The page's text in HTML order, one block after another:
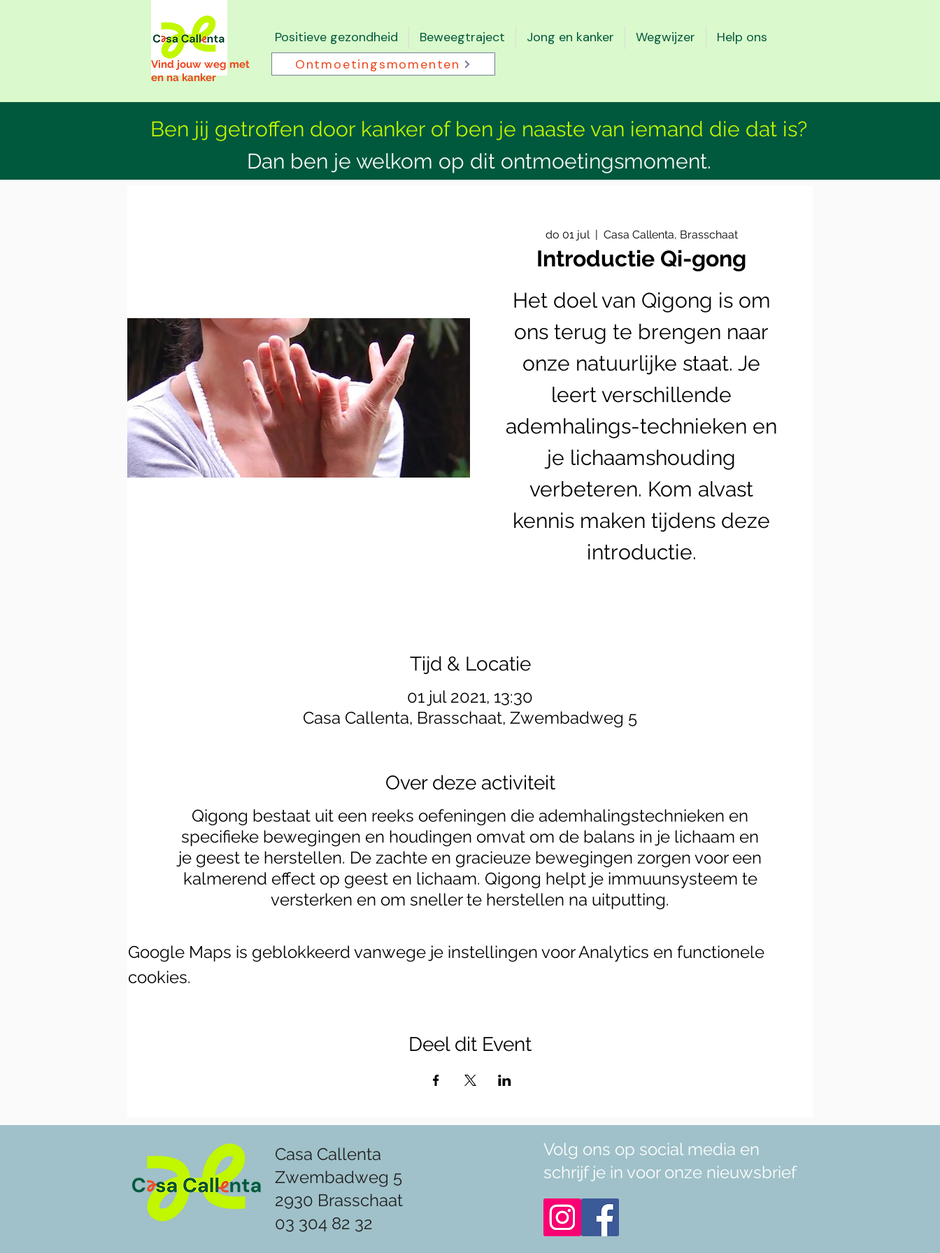
Positieve gezondheid Beweegtraject Jong en kanker Wegwijzer Help ons
Vind jouw weg met
en na kanker
Ontmoetingsmomenten
Ben jij getroffen door kanker of ben je naaste van iemand die dat is?
Dan ben je welkom op dit ontmoetingsmoment.
do 01 jul
  |
Casa Callenta, Brasschaat
Introductie Qi-gong
Het doel van Qigong is om
ons terug te brengen naar
onze natuurlijke staat. Je
leert verschillende
ademhalings-technieken en
je lichaamshouding
verbeteren. Kom alvast
kennis maken tijdens deze
introductie.
Tijd & Locatie
01 jul 2021, 13:30
Casa Callenta, Brasschaat, Zwembadweg 5
Over deze activiteit
Qigong bestaat uit een reeks oefeningen die ademhalingstechnieken en
specifieke bewegingen en houdingen omvat om de balans in je lichaam en
je geest te herstellen. De zachte en gracieuze bewegingen zorgen voor een
kalmerend effect op geest en lichaam. Qigong helpt je immuunsysteem te
versterken en om sneller te herstellen na uitputting.
Google Maps is geblokkeerd vanwege je instellingen voor Analytics en functionele
cookies.
Deel dit Event
Casa Callenta
Zwembadweg 5
2930 Brasschaat
03 304 82 32
Volg ons op social media en
schrijf je in voor onze nieuwsbrief